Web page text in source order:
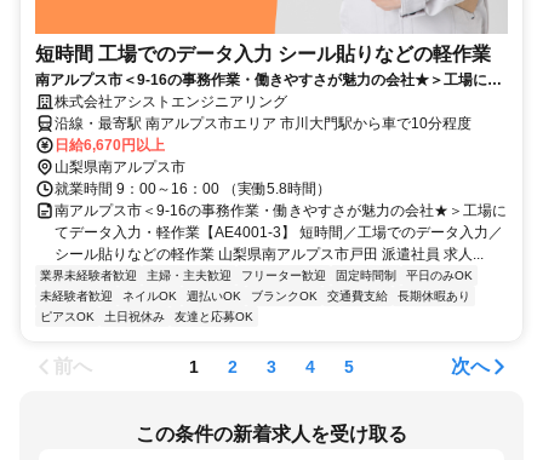
短時間 工場でのデータ入力 シール貼りなどの軽作業
南アルプス市＜9-16の事務作業・働きやすさが魅力の会社★＞工場にて
データ入力・軽作業【AE4001-3】
株式会社アシストエンジニアリング
沿線・最寄駅 南アルプス市エリア 市川大門駅から車で10分程度
日給6,670円以上
山梨県南アルプス市
就業時間 9：00～16：00 （実働5.8時間）
南アルプス市＜9-16の事務作業・働きやすさが魅力の会社★＞工場に
てデータ入力・軽作業【AE4001-3】 短時間／工場でのデータ入力／
シール貼りなどの軽作業 山梨県南アルプス市戸田 派遣社員 求人...
業界未経験者歓迎 主婦・主夫歓迎 フリーター歓迎 固定時間制
平日のみOK
未経験者歓迎
ネイルOK 週払いOK ブランクOK 交通費支給
長期休暇あり
ピアスOK
土日祝休み 友達と応募OK
前へ 1 2 3 4 5 次へ
この条件の新着求人を受け取る